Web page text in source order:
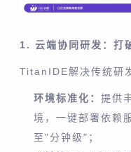
1. 云端协同研发：打
TitanIDE解决传统研
环境标准化： 提供
境，一键部署依赖
至"分钟级"；